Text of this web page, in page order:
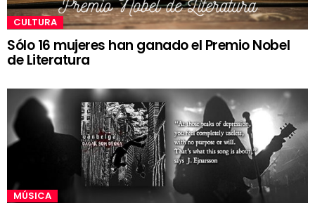
CULTURA
Sólo 16 mujeres han ganado el Premio Nobel
de Literatura
MÚSICA